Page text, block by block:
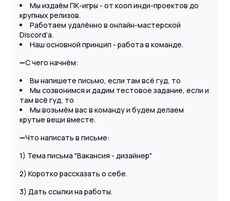
Мы издаём ПК-игры - от кооп инди-проектов до
крупных релизов.
Работаем удалённо в онлайн-мастерской
Discord’а.
Наш основной принцип - работа в команде.
➖С чего начнём:
Вы напишете письмо, если там всё гуд, то
Мы созвонимся и дадим тестовое задание, если и
там всё гуд, то
Мы возьмём вас в команду и будем делаем
крутые вещи вместе.
➖Что написать в письме:
1) Тема письма "Вакансия - дизайнер"
2) Коротко рассказать о себе.
3) Дать ссылки на работы.